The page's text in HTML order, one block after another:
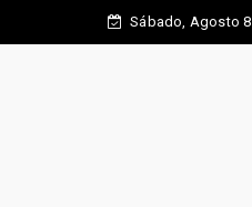
Sábado, Agosto 8